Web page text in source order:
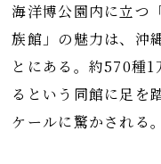
海洋博公園内に立つ
族館」の魅力は、沖
とにある。約570種
るという同館に足を
ケールに驚かされる。